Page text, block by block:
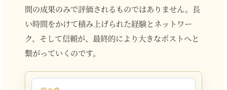
間の成果のみで評価されるものではありません。長
い時間をかけて積み上げられた経験とネットワー
ク、そして信頼が、最終的により大きなポストへと
繋がっていくのです。